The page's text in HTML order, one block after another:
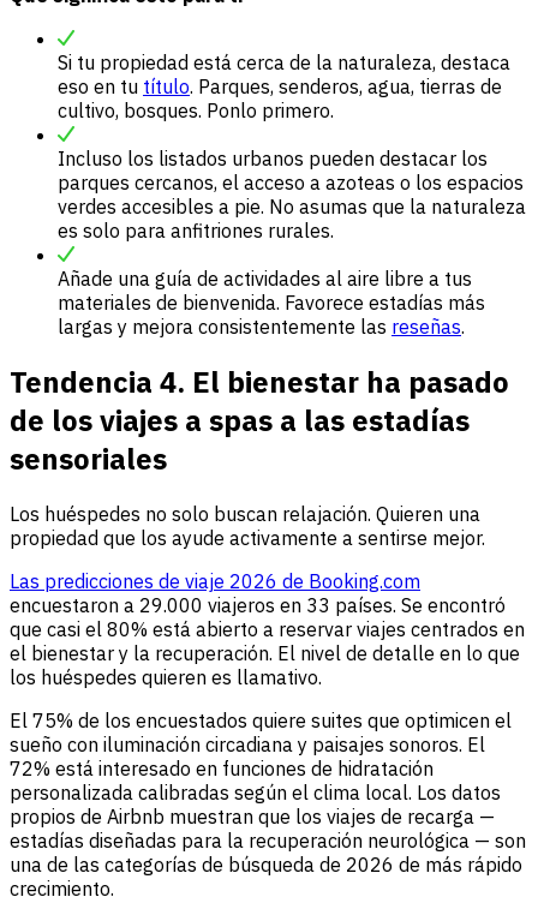
Si tu propiedad está cerca de la naturaleza, destaca
eso en tu título. Parques, senderos, agua, tierras de
cultivo, bosques. Ponlo primero.
Incluso los listados urbanos pueden destacar los
parques cercanos, el acceso a azoteas o los espacios
verdes accesibles a pie. No asumas que la naturaleza
es solo para anfitriones rurales.
Añade una guía de actividades al aire libre a tus
materiales de bienvenida. Favorece estadías más
largas y mejora consistentemente las reseñas.
Tendencia 4. El bienestar ha pasado
de los viajes a spas a las estadías
sensoriales
Los huéspedes no solo buscan relajación. Quieren una
propiedad que los ayude activamente a sentirse mejor.
Las predicciones de viaje 2026 de Booking.com
encuestaron a 29.000 viajeros en 33 países. Se encontró
que casi el 80% está abierto a reservar viajes centrados en
el bienestar y la recuperación. El nivel de detalle en lo que
los huéspedes quieren es llamativo.
El 75% de los encuestados quiere suites que optimicen el
sueño con iluminación circadiana y paisajes sonoros. El
72% está interesado en funciones de hidratación
personalizada calibradas según el clima local. Los datos
propios de Airbnb muestran que los viajes de recarga —
estadías diseñadas para la recuperación neurológica — son
una de las categorías de búsqueda de 2026 de más rápido
crecimiento.